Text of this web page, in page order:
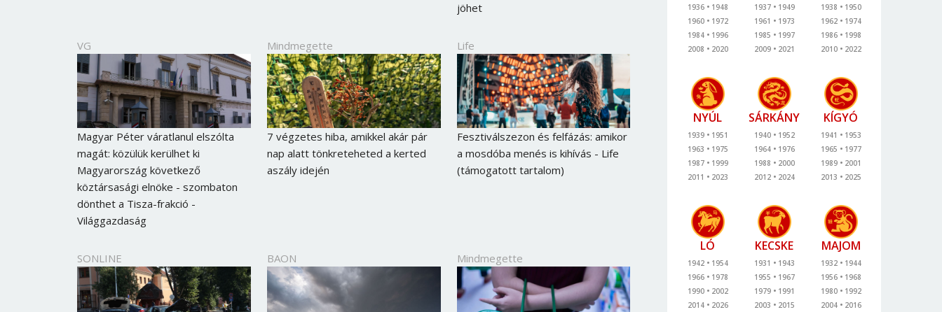
jöhet
VG
Magyar Péter váratlanul elszólta
magát: közülük kerülhet ki
Magyarország következő
köztársasági elnöke - szombaton
dönthet a Tisza-frakció -
Világgazdaság
Mindmegette
7 végzetes hiba, amikkel akár pár
nap alatt tönkreteheted a kerted
aszály idején
Life
Fesztiválszezon és felfázás: amikor
a mosdóba menés is kihívás - Life
(támogatott tartalom)
SONLINE BAON Mindmegette
1936
1948
1960
1972
1984
1996
2008
2020
1937
1949
1961
1973
1985
1997
2009
2021
1938
1950
1962
1974
1986
1998
2010
2022
NYÚL
1939
1951
1963
1975
1987
1999
2011
2023
SÁRKÁNY
1940
1952
1964
1976
1988
2000
2012
2024
KÍGYÓ
1941
1953
1965
1977
1989
2001
2013
2025
LÓ
1942
1954
1966
1978
1990
2002
2014
2026
KECSKE
1931
1943
1955
1967
1979
1991
2003
2015
MAJOM
1932
1944
1956
1968
1980
1992
2004
2016
Borsonline bejelentkezés